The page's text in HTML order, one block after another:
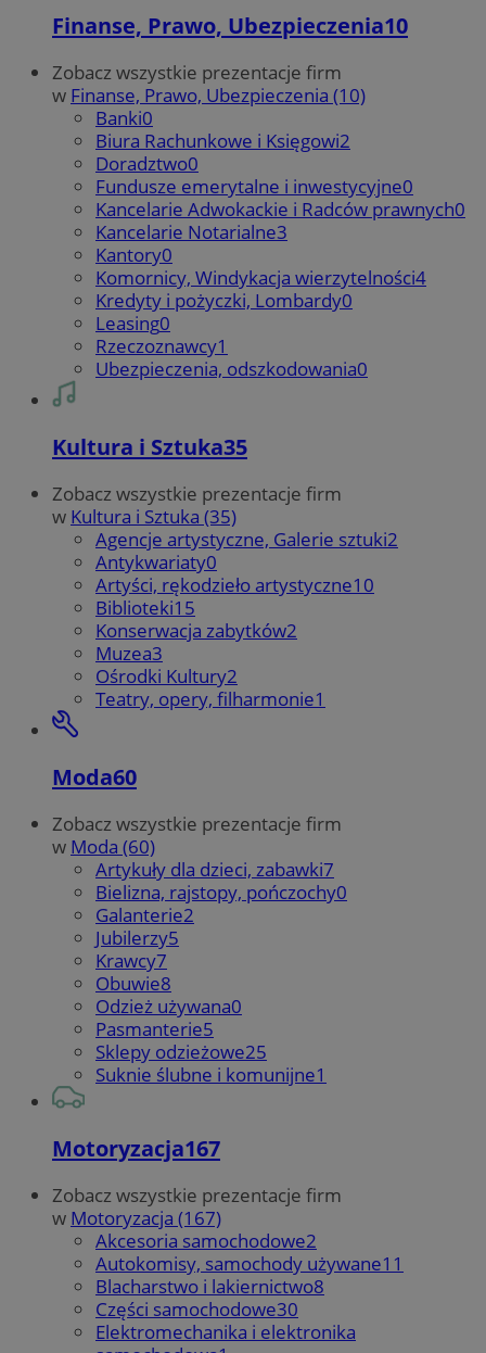
Finanse, Prawo, Ubezpieczenia10
Zobacz wszystkie prezentacje firm
w Finanse, Prawo, Ubezpieczenia (10)
Banki0
Biura Rachunkowe i Księgowi2
Doradztwo0
Fundusze emerytalne i inwestycyjne0
Kancelarie Adwokackie i Radców prawnych0
Kancelarie Notarialne3
Kantory0
Komornicy, Windykacja wierzytelności4
Kredyty i pożyczki, Lombardy0
Leasing0
Rzeczoznawcy1
Ubezpieczenia, odszkodowania0
Kultura i Sztuka35
Zobacz wszystkie prezentacje firm
w Kultura i Sztuka (35)
Agencje artystyczne, Galerie sztuki2
Antykwariaty0
Artyści, rękodzieło artystyczne10
Biblioteki15
Konserwacja zabytków2
Muzea3
Ośrodki Kultury2
Teatry, opery, filharmonie1
Moda60
Zobacz wszystkie prezentacje firm
w Moda (60)
Artykuły dla dzieci, zabawki7
Bielizna, rajstopy, pończochy0
Galanterie2
Jubilerzy5
Krawcy7
Obuwie8
Odzież używana0
Pasmanterie5
Sklepy odzieżowe25
Suknie ślubne i komunijne1
Motoryzacja167
Zobacz wszystkie prezentacje firm
w Motoryzacja (167)
Akcesoria samochodowe2
Autokomisy, samochody używane11
Blacharstwo i lakiernictwo8
Części samochodowe30
Elektromechanika i elektronika